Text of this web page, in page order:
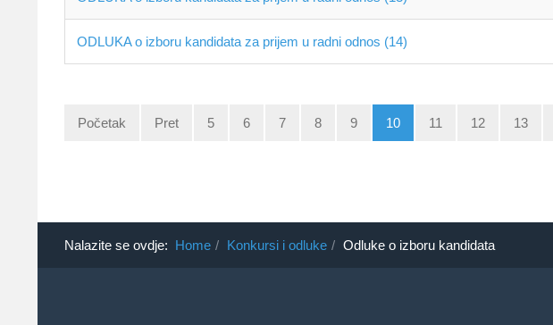
ODLUKA o izboru kandidata za prijem u radni odnos (14)
Početak Pret 5 6 7 8 9 10 11 12 13
Nalazite se ovdje: Home Konkursi i odluke Odluke o izboru kandidata